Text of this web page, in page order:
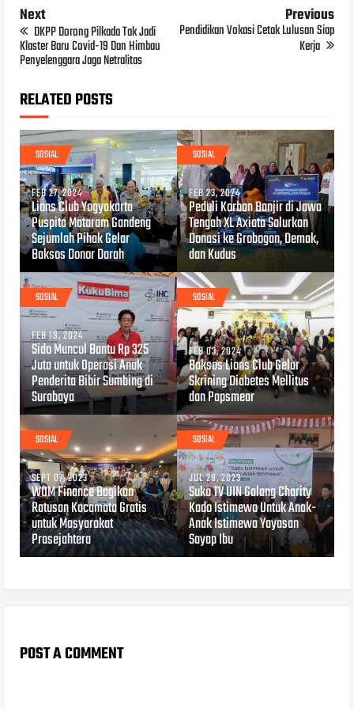
Next
DKPP Dorong Pilkada Tak Jadi
Klaster Baru Covid-19 Dan Himbau
Penyelenggara Jaga Netralitas
Previous
Pendidikan Vokasi Cetak Lulusan Siap
Kerja
RELATED POSTS
SOSIAL
FEB 27, 2024
Lions Club Yogyakarta
Puspita Mataram Gandeng
Sejumlah Pihak Gelar
Baksos Donor Darah
SOSIAL
FEB 23, 2024
Peduli Korban Banjir di Jawa
Tengah XL Axiata Salurkan
Donasi ke Grobogan, Demak,
dan Kudus
SOSIAL
FEB 19, 2024
Sido Muncul Bantu Rp 325
Juta untuk Operasi Anak
Penderita Bibir Sumbing di
Surabaya
SOSIAL
FEB 03, 2024
Baksos Lions Club Gelar
Skrining Diabetes Mellitus
dan Papsmear
SOSIAL
SEPT 07, 2023
WOM Finance Bagikan
Ratusan Kacamata Gratis
untuk Masyarakat
Prasejahtera
SOSIAL
JUL 29, 2023
Suka TV UIN Galang Charity
Kado Istimewa Untuk Anak-
Anak Istimewa Yayasan
Sayap Ibu
POST A COMMENT